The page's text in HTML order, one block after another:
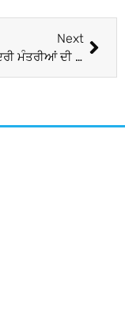
Next
ਭਾਰਤ ਦੇ ਕੇਂਦਰੀ ਮੰਤਰੀਆਂ ਦੀ ਮੁਲਜ਼ਮਾਂ ਨਾਲ ਹਮਦਰਦੀ ਦਾ ਸਬੱਬ ਕੀ ਹੈ?